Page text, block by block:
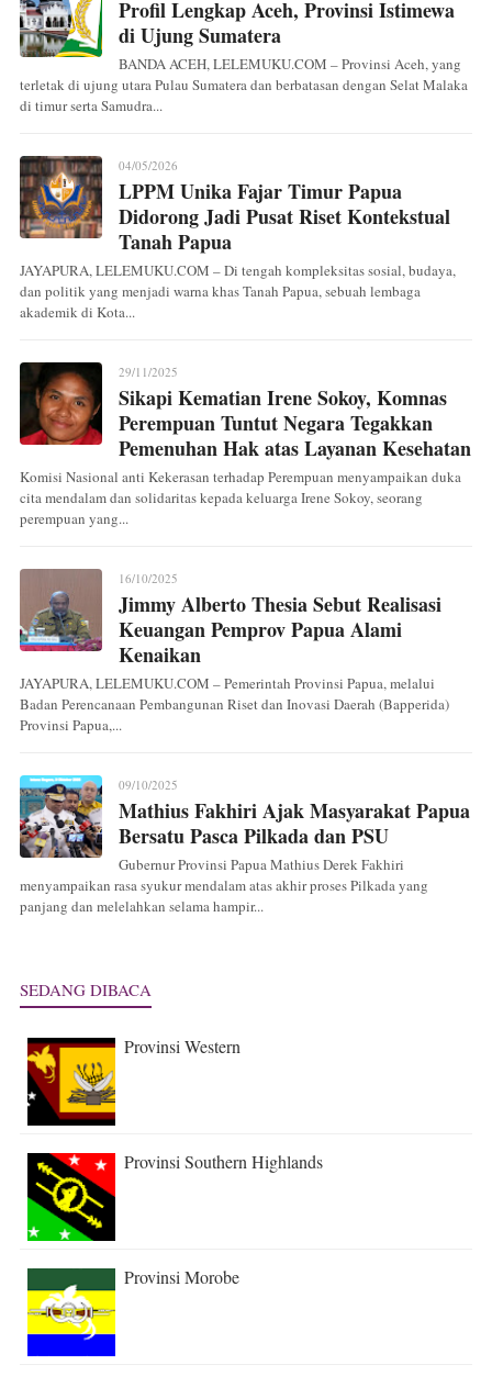
Profil Lengkap Aceh, Provinsi Istimewa
di Ujung Sumatera
BANDA ACEH, LELEMUKU.COM – Provinsi Aceh, yang
terletak di ujung utara Pulau Sumatera dan berbatasan dengan Selat Malaka
di timur serta Samudra...
04/05/2026
LPPM Unika Fajar Timur Papua
Didorong Jadi Pusat Riset Kontekstual
Tanah Papua
JAYAPURA, LELEMUKU.COM – Di tengah kompleksitas sosial, budaya,
dan politik yang menjadi warna khas Tanah Papua, sebuah lembaga
akademik di Kota...
29/11/2025
Sikapi Kematian Irene Sokoy, Komnas
Perempuan Tuntut Negara Tegakkan
Pemenuhan Hak atas Layanan Kesehatan
Komisi Nasional anti Kekerasan terhadap Perempuan menyampaikan duka
cita mendalam dan solidaritas kepada keluarga Irene Sokoy, seorang
perempuan yang...
16/10/2025
Jimmy Alberto Thesia Sebut Realisasi
Keuangan Pemprov Papua Alami
Kenaikan
JAYAPURA, LELEMUKU.COM – Pemerintah Provinsi Papua, melalui
Badan Perencanaan Pembangunan Riset dan Inovasi Daerah (Bapperida)
Provinsi Papua,...
09/10/2025
Mathius Fakhiri Ajak Masyarakat Papua
Bersatu Pasca Pilkada dan PSU
Gubernur Provinsi Papua Mathius Derek Fakhiri
menyampaikan rasa syukur mendalam atas akhir proses Pilkada yang
panjang dan melelahkan selama hampir...
SEDANG DIBACA
Provinsi Western
Provinsi Southern Highlands
Provinsi Morobe